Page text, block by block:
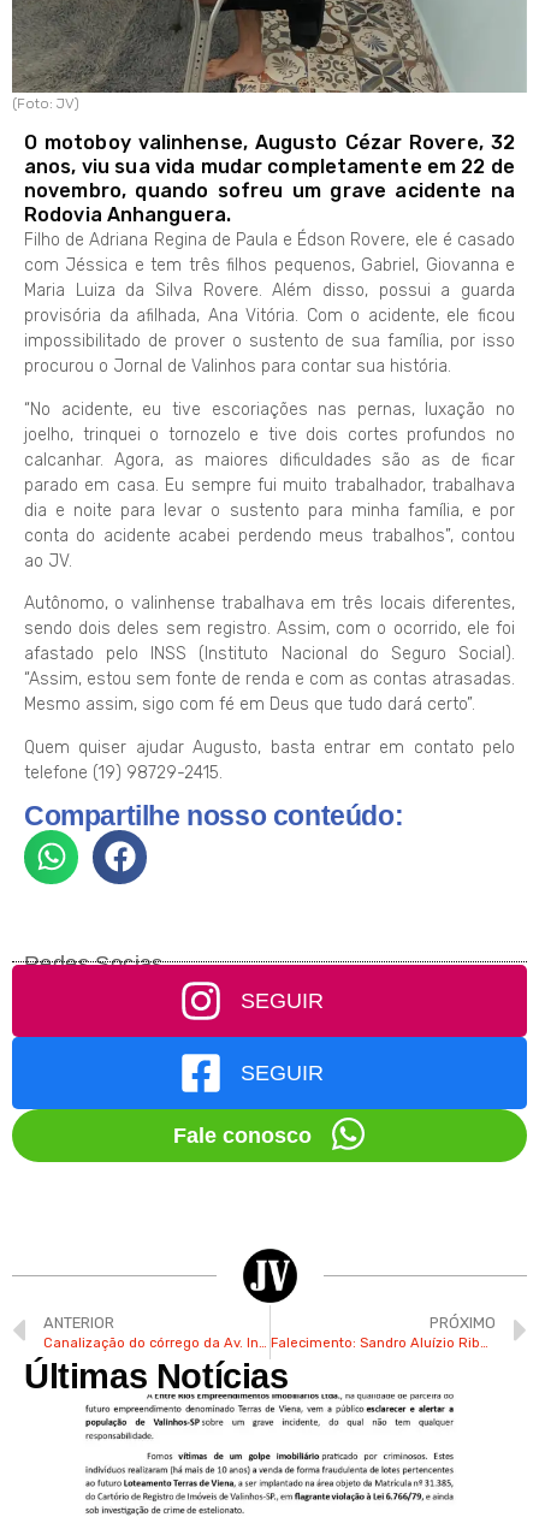
(Foto: JV)
O motoboy valinhense, Augusto Cézar Rovere, 32
anos, viu sua vida mudar completamente em 22 de
novembro, quando sofreu um grave acidente na
Rodovia Anhanguera.
Filho de Adriana Regina de Paula e Édson Rovere, ele é casado
com Jéssica e tem três filhos pequenos, Gabriel, Giovanna e
Maria Luiza da Silva Rovere. Além disso, possui a guarda
provisória da afilhada, Ana Vitória. Com o acidente, ele ficou
impossibilitado de prover o sustento de sua família, por isso
procurou o Jornal de Valinhos para contar sua história.
“No acidente, eu tive escoriações nas pernas, luxação no
joelho, trinquei o tornozelo e tive dois cortes profundos no
calcanhar. Agora, as maiores dificuldades são as de ficar
parado em casa. Eu sempre fui muito trabalhador, trabalhava
dia e noite para levar o sustento para minha família, e por
conta do acidente acabei perdendo meus trabalhos”, contou
ao JV.
Autônomo, o valinhense trabalhava em três locais diferentes,
sendo dois deles sem registro. Assim, com o ocorrido, ele foi
afastado pelo INSS (Instituto Nacional do Seguro Social).
“Assim, estou sem fonte de renda e com as contas atrasadas.
Mesmo assim, sigo com fé em Deus que tudo dará certo”.
Quem quiser ajudar Augusto, basta entrar em contato pelo
telefone (19) 98729-2415.
Compartilhe nosso conteúdo:
Redes Socias
SEGUIR
SEGUIR
Fale conosco
ANTERIOR
Canalização do córrego da Av. Invernada já avançou mais de 100 metros
PRÓXIMO
Falecimento: Sandro Aluízio Ribeiro (Laranja)
Últimas Notícias